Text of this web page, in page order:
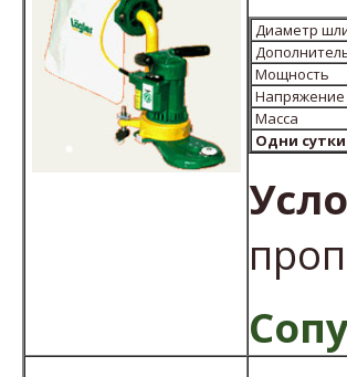
Диаметр
Мощность
Напряжение
Масса
Одни сутки